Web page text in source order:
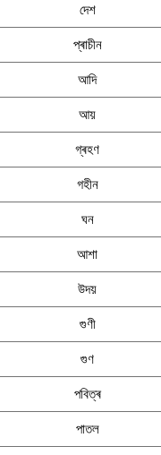
দেশ
প্ৰাচীন
আদি
আয়
গ্ৰহণ
গহীন
ঘন
আশা
উদয়
গুণী
গুণ
পবিত্ৰ
পাতল